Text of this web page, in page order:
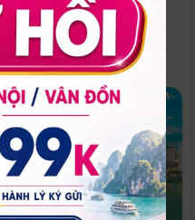
Quoc
Phú Quốc
★ 5.0